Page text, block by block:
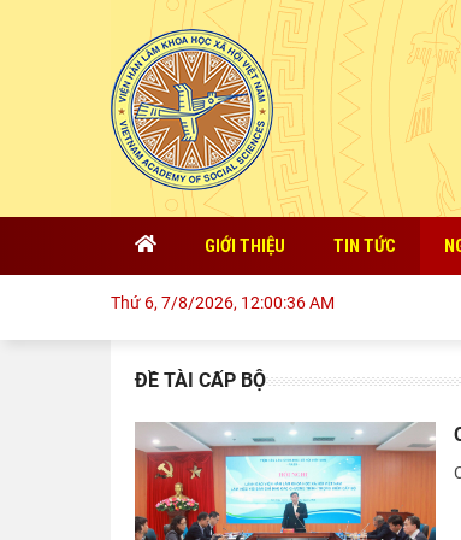
GIỚI THIỆU TIN TỨC
Thứ 6, 7/8/2026, 12:00:37 AM
ĐỀ TÀI CẤP BỘ